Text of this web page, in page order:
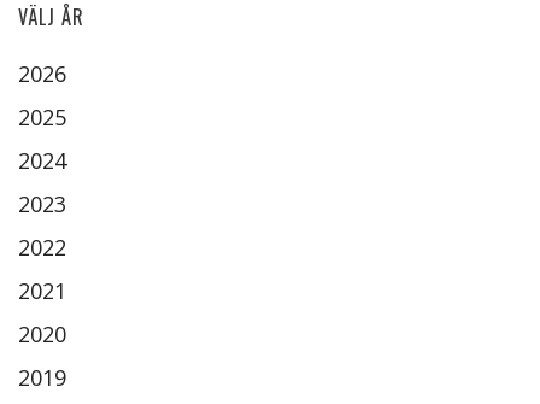
VÄLJ ÅR
2026
2025
2024
2023
2022
2021
2020
2019